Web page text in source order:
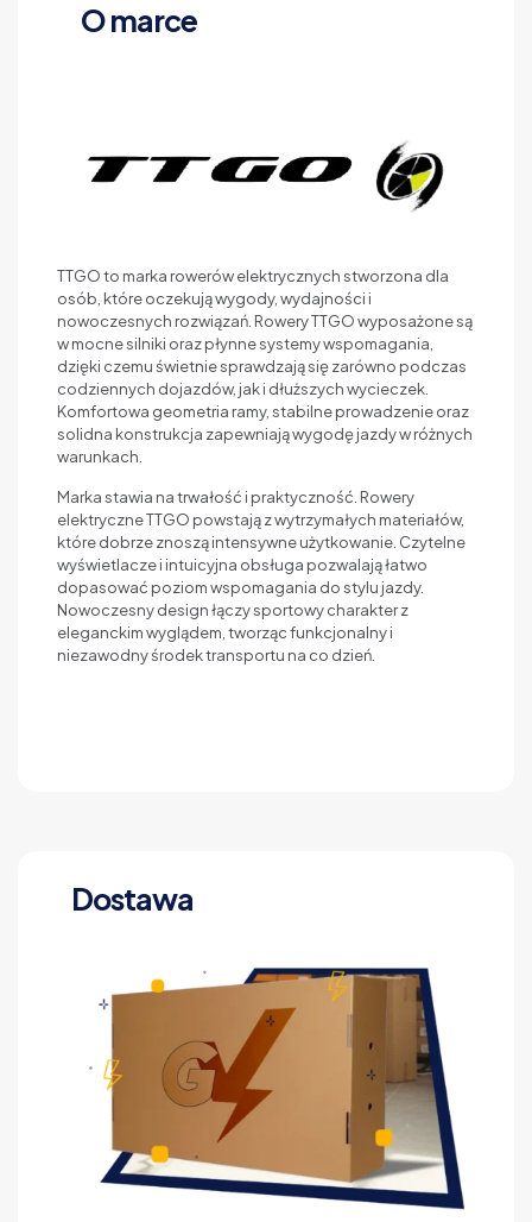
O marce
TTGO to marka rowerów elektrycznych stworzona dla
osób, które oczekują wygody, wydajności i
nowoczesnych rozwiązań. Rowery TTGO wyposażone są
w mocne silniki oraz płynne systemy wspomagania,
dzięki czemu świetnie sprawdzają się zarówno podczas
codziennych dojazdów, jak i dłuższych wycieczek.
Komfortowa geometria ramy, stabilne prowadzenie oraz
solidna konstrukcja zapewniają wygodę jazdy w różnych
warunkach.
Marka stawia na trwałość i praktyczność. Rowery
elektryczne TTGO powstają z wytrzymałych materiałów,
które dobrze znoszą intensywne użytkowanie. Czytelne
wyświetlacze i intuicyjna obsługa pozwalają łatwo
dopasować poziom wspomagania do stylu jazdy.
Nowoczesny design łączy sportowy charakter z
eleganckim wyglądem, tworząc funkcjonalny i
niezawodny środek transportu na co dzień.
Dostawa